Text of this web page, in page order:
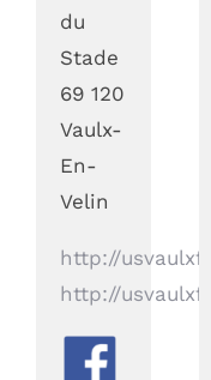
du
Stade
69 120
Vaulx-
En-
Velin
http://
http://